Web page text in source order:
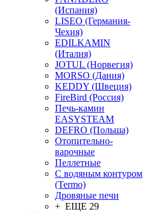
(Испания)
LISEO (Германия-
Чехия)
EDILKAMIN
(Италия)
JOTUL (Норвегия)
MORSO (Дания)
KEDDY (Швеция)
FireBird (Россия)
Печь-камин
EASYSTEAM
DEFRO (Польша)
Отопительно-
варочные
Пеллетные
С водяным контуром
(Termo)
Дровяные печи
+ ЕЩЕ 29